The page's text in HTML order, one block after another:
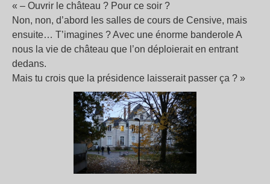
« – Ouvrir le château ? Pour ce soir ?
Non, non, d’abord les salles de cours de Censive, mais
ensuite… T’imagines ? Avec une énorme banderole A
nous la vie de château que l’on déploierait en entrant
dedans.
Mais tu crois que la présidence laisserait passer ça ? »